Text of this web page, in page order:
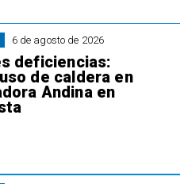
6 de agosto de 2026
deficiencias:
de caldera en
Andina en